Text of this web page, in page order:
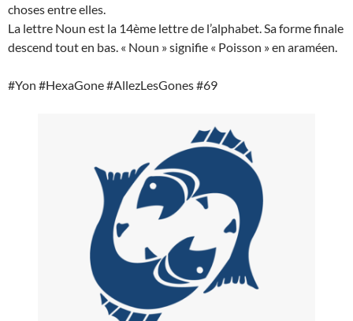
choses entre elles.
La lettre Noun est la 14ème lettre de l’alphabet. Sa forme finale
descend tout en bas. « Noun » signifie « Poisson » en araméen.
#Yon #HexaGone #AllezLesGones #69